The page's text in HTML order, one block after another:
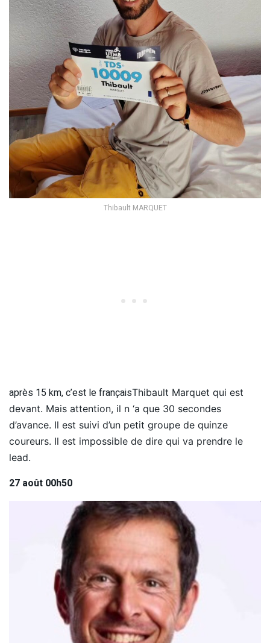
Thibault MARQUET
après 15 km, c’est le françaisThibault Marquet qui est
devant. Mais attention, il n ‘a que 30 secondes
d’avance. Il est suivi d’un petit groupe de quinze
coureurs. Il est impossible de dire qui va prendre le
lead.
27 août 00h50